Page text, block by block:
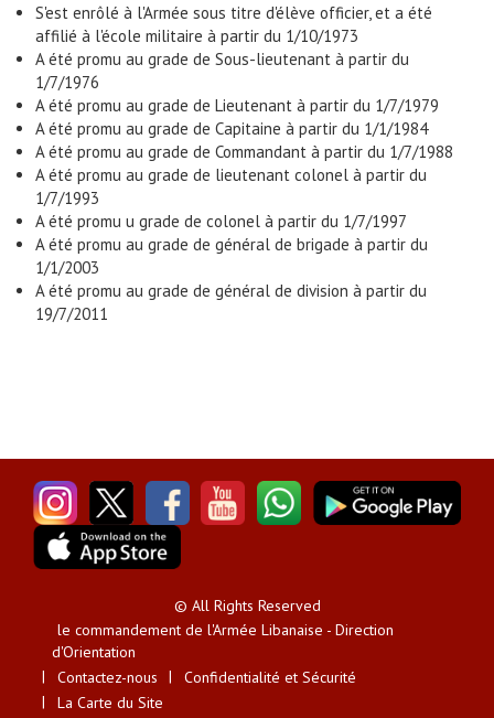
S'est enrôlé à l'Armée sous titre d'élève officier, et a été
affilié à l'école militaire à partir du 1/10/1973
A été promu au grade de Sous-lieutenant à partir du
1/7/1976
A été promu au grade de Lieutenant à partir du 1/7/1979
A été promu au grade de Capitaine à partir du 1/1/1984
A été promu au grade de Commandant à partir du 1/7/1988
A été promu au grade de lieutenant colonel à partir du
1/7/1993
A été promu u grade de colonel à partir du 1/7/1997
A été promu au grade de général de brigade à partir du
1/1/2003
A été promu au grade de général de division à partir du
19/7/2011
© All Rights Reserved
le commandement de l'Armée Libanaise - Direction
d'Orientation
Contactez-nous
Confidentialité et Sécurité
La Carte du Site